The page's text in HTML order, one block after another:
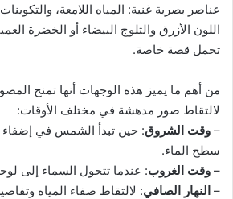
عناصر بصرية غنية: المياه اللامعة، والتكوينات
اللون الأزرق والثلوج البيضاء أو الخضرة
تحمل قصة خاصة.
من أهم ما يميز هذه الوجهات أنها تمنح
لالتقاط صور مدهشة في مختلف الأوقات:
– وقت الشروق: حين تبدأ الشمس في
سطح الماء.
– وقت الغروب: عندما تتحول السماء إلى
– النهار الصافي: لالتقاط صفاء المياه